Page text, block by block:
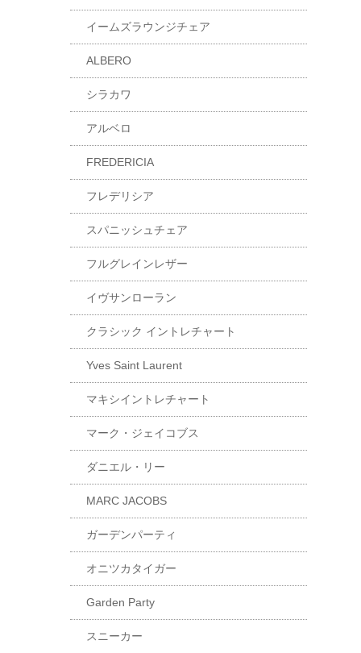
イームズラウンジチェア
ALBERO
シラカワ
アルベロ
FREDERICIA
フレデリシア
スパニッシュチェア
フルグレインレザー
イヴサンローラン
クラシック イントレチャート
Yves Saint Laurent
マキシイントレチャート
マーク・ジェイコブス
ダニエル・リー
MARC JACOBS
ガーデンパーティ
オニツカタイガー
Garden Party
スニーカー